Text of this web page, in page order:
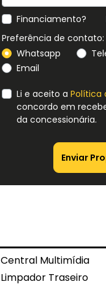
Financiamento?
Preferência de contato:
Whatsapp
Email
Li e aceito a Política
concordo em
da concessionária.
Enviar
Central Multimídia
Limpador Traseiro